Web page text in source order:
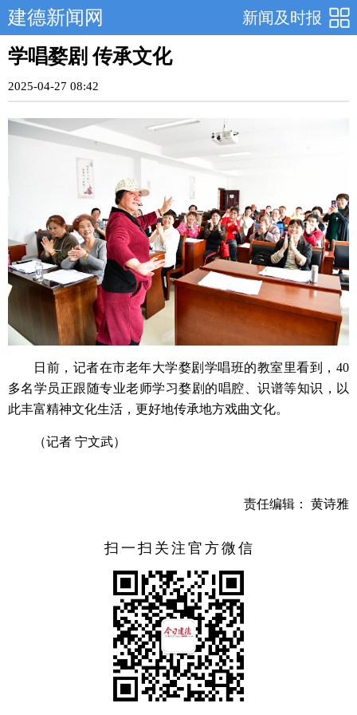
新闻及时报
建德新闻网
学唱婺剧 传承文化
2025-04-27 08:42
日前，记者在市老年大学婺剧学唱班的教室里看到，40
多名学员正跟随专业老师学习婺剧的唱腔、识谱等知识，以
此丰富精神文化生活，更好地传承地方戏曲文化。
（记者 宁文武）
责任编辑： 黄诗雅
扫一扫关注官方微信